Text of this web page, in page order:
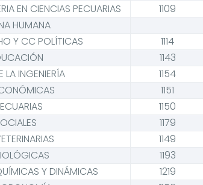
EN CIENCIAS PECUARIAS
1109
HUMANA
Y CC POLÍTICAS
1114
1143
INGENIERÍA
1154
1151
1150
1179
1149
1193
Y DINÁMICAS
1219